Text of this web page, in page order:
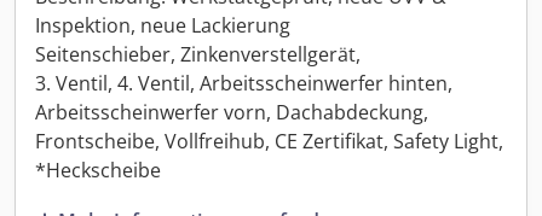
Inspektion, neue Lackierung
Seitenschieber, Zinkenverstellgerät,
3. Ventil, 4. Ventil, Arbeitsscheinwerfer hinten,
Arbeitsscheinwerfer vorn, Dachabdeckung,
Frontscheibe, Vollfreihub, CE Zertifikat, Safety Light,
*Heckscheibe